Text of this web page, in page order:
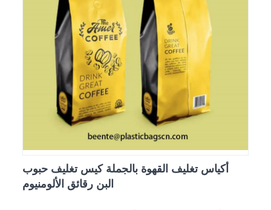
أكياس تغليف القهوة بالجملة كيس تغليف حبوب
البن رقائق الألومنيوم